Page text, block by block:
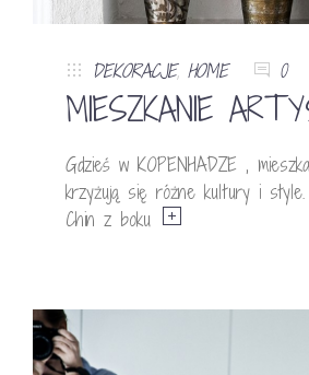
DEKORACJE, HOME 0
MIESZKANIE
Gdzieś w KOPENHADZE ,
krzyżują się różne kultury i
Chin z boku